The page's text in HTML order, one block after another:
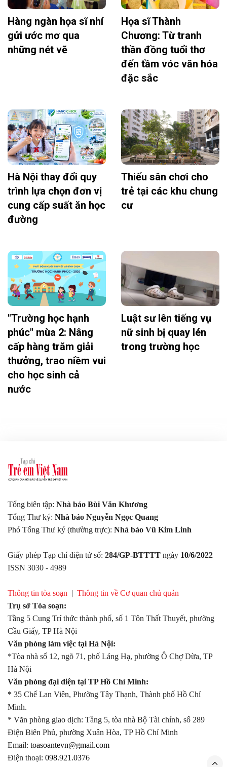
Hàng ngàn họa sĩ nhí
gửi ước mơ qua
những nét vẽ
Họa sĩ Thành
Chương: Từ tranh
thần đồng tuổi thơ
đến tầm vóc văn hóa
đặc sắc
Hà Nội thay đổi quy
trình lựa chọn đơn vị
cung cấp suất ăn học
đường
Thiếu sân chơi cho
trẻ tại các khu chung
cư
"Trường học hạnh
phúc" mùa 2: Nâng
cấp hàng trăm giải
thưởng, trao niềm vui
cho học sinh cả
nước
Luật sư lên tiếng vụ
nữ sinh bị quay lén
trong trường học
Tổng biên tập: Nhà báo Bùi Văn Khương
Tổng Thư ký: Nhà báo Nguyễn Ngọc Quang
Phó Tổng Thư ký (thường trực): Nhà báo Vũ Kim Linh
Giấy phép Tạp chí điện tử số: 284/GP-BTTTT ngày 10/6/2022
ISSN 3030 - 4989
Thông tin tòa soạn | Thông tin về Cơ quan chủ quản
Trụ sở Tòa soạn:
Tầng 5 Cung Trí thức thành phố, số 1 Tôn Thất Thuyết, phường
Cầu Giấy, TP Hà Nội
Văn phòng làm việc tại Hà Nội:
*Tòa nhà số 12, ngõ 71, phố Láng Hạ, phường Ô Chợ Dừa, TP
Hà Nội
Văn phòng đại diện tại TP Hồ Chí Minh:
* 35 Chế Lan Viên, Phường Tây Thạnh, Thành phố Hồ Chí
Minh.
* Văn phòng giao dịch: Tầng 5, tòa nhà Bộ Tài chính, số 289
Điện Biên Phủ, phường Xuân Hòa, TP Hồ Chí Minh
Email: toasoantevn@gmail.com
Điện thoại: 098.921.0376